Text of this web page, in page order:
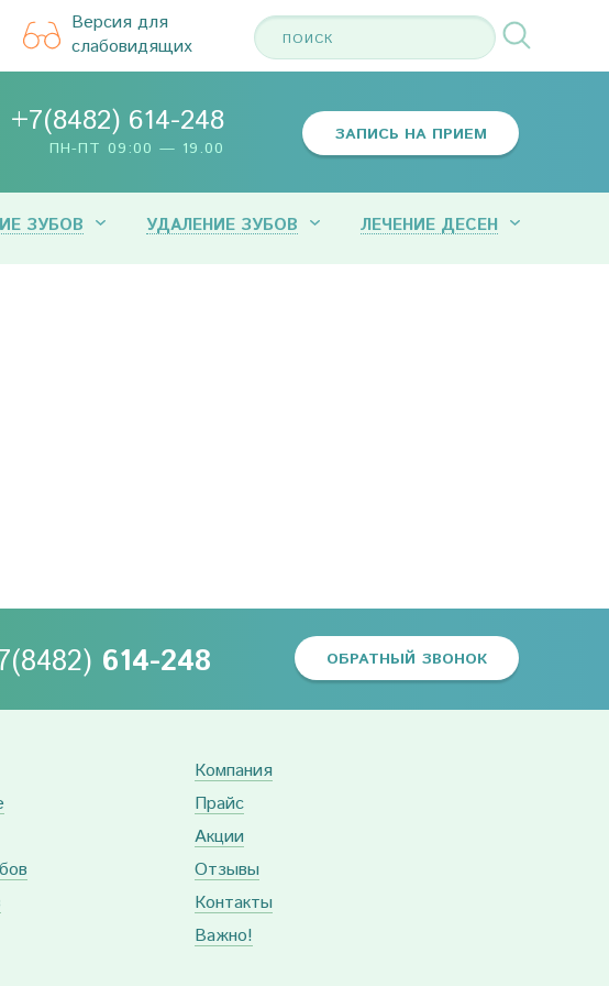
Версия для
слабовидящих
+7(8482) 614-248
ПН-ПТ 09:00 — 19.00
ЗАПИСЬ НА ПРИЕМ
ЗУБОВ УДАЛЕНИЕ ЗУБОВ ЛЕЧЕНИЕ ДЕСЕН
614-248 ОБРАТНЫЙ ЗВОНОК
Компания
Прайс
Акции
Отзывы
Контакты
Важно!